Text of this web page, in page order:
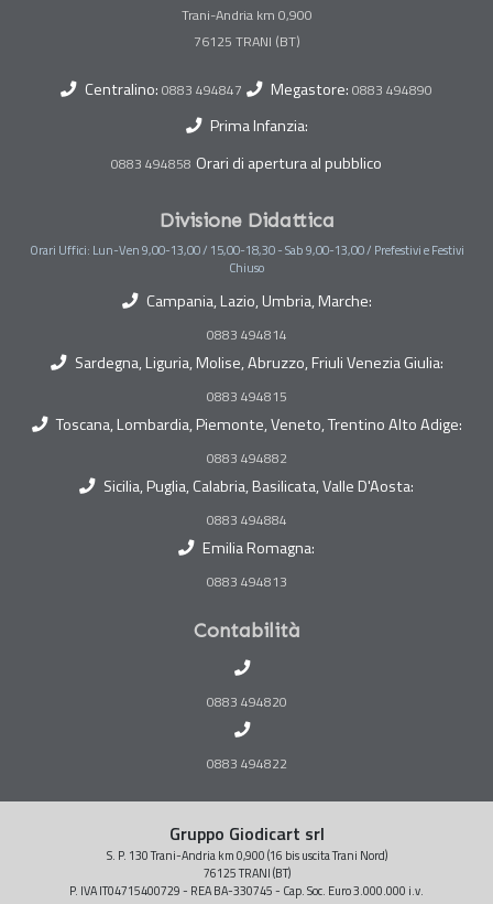
Trani-Andria km 0,900
Centralino: 0883 494847 Megastore: 0883 494890
Prima Infanzia:
0883 494858 Orari di apertura al pubblico
Divisione Didattica
Orari Uffici: Lun-Ven 9,00-13,00 / 15,00-18,30 - Sab 9,00-13,00 / Prefestivi e Festivi
Chiuso
Campania, Lazio, Umbria, Marche:
0883 494814
Sardegna, Liguria, Molise, Abruzzo, Friuli Venezia Giulia:
0883 494815
Toscana, Lombardia, Piemonte, Veneto, Trentino Alto Adige:
0883 494882
Sicilia, Puglia, Calabria, Basilicata, Valle D'Aosta:
0883 494884
Emilia Romagna:
0883 494813
Contabilità
0883 494820
0883 494822
Gruppo Giodicart srl
S. P. 130 Trani-Andria km 0,900 (16 bis uscita Trani Nord)
76125 TRANI (BT)
P. IVA IT04715400729 - REA BA-330745 - Cap. Soc. Euro 3.000.000 i.v.